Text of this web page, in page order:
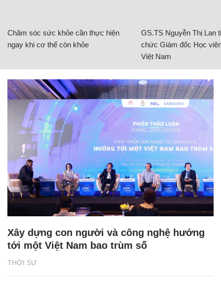
Chăm sóc sức khỏe cần thực hiện
ngay khi cơ thể còn khỏe
GS.TS Nguyễn Thị Lan
chức Giám đốc Học
Việt Nam
THỜI SỰ
Xây dựng con người và công nghệ hướng
tới một Việt Nam bao trùm số